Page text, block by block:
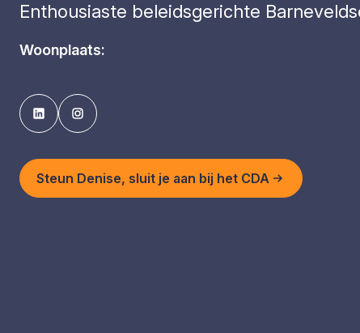
Enthousiaste beleidsgerichte
Woonplaats:
Steun Denise, sluit je aan bij het CDA